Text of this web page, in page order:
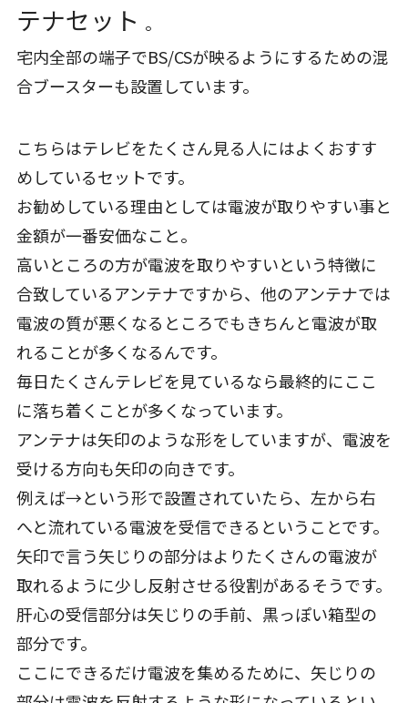
テナセット 。
宅内全部の端子でBS/CSが映るようにするための混
合ブースターも設置しています。
こちらはテレビをたくさん見る人にはよくおすす
めしているセットです。
お勧めしている理由としては電波が取りやすい事と
金額が一番安価なこと。
高いところの方が電波を取りやすいという特徴に
合致しているアンテナですから、他のアンテナでは
電波の質が悪くなるところでもきちんと電波が取
れることが多くなるんです。
毎日たくさんテレビを見ているなら最終的にここ
に落ち着くことが多くなっています。
アンテナは矢印のような形をしていますが、電波を
受ける方向も矢印の向きです。
例えば→という形で設置されていたら、左から右
へと流れている電波を受信できるということです。
矢印で言う矢じりの部分はよりたくさんの電波が
取れるように少し反射させる役割があるそうです。
肝心の受信部分は矢じりの手前、黒っぽい箱型の
部分です。
ここにできるだけ電波を集めるために、矢じりの